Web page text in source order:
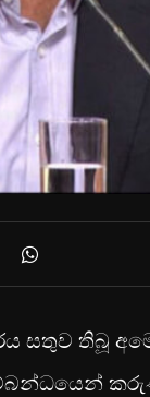
සතුව තිබූ